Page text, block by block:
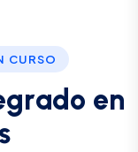
CURSO
grado en
s